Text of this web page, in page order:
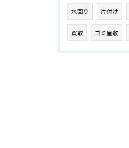
水回り 片付け
買取 ゴミ屋敷